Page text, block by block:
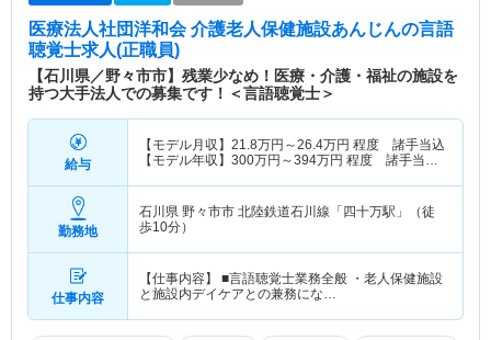
医療法人社団洋和会 介護老人保健施設あんじんの言語
聴覚士求人(正職員)
【石川県／野々市市】残業少なめ！医療・介護・福祉の施設を
持つ大手法人での募集です！＜言語聴覚士＞
給与
【モデル月収】 21.8万円～26.4万円 程度 諸手当込
【モデル年収】 300万円～394万円 程度 諸手当・
勤務地
石川県 野々市市 北陸鉄道石川線「四十万駅」（徒
歩10分）
仕事内容
【仕事内容】 ■言語聴覚士業務全般 ・老人保健施設
と施設内デイケアとの兼務にな…